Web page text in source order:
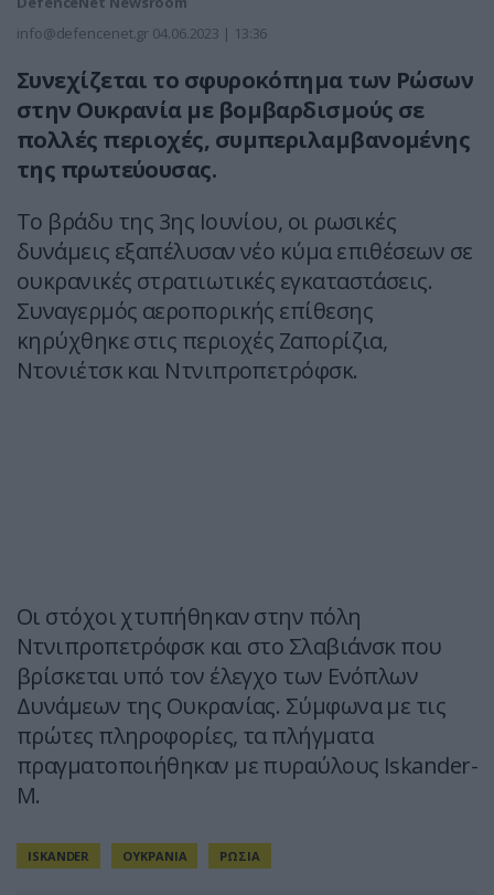
info@defencenet.gr 04.06.2023 | 13:36
Συνεχίζεται το σφυροκόπημα των Ρώσων
στην Ουκρανία με βομβαρδισμούς σε
πολλές περιοχές, συμπεριλαμβανομένης
της πρωτεύουσας.
Το βράδυ της 3ης Ιουνίου, οι ρωσικές
δυνάμεις εξαπέλυσαν νέο κύμα επιθέσεων σε
ουκρανικές στρατιωτικές εγκαταστάσεις.
Συναγερμός αεροπορικής επίθεσης
κηρύχθηκε στις περιοχές Ζαπορίζια,
Ντονιέτσκ και Ντνιπροπετρόφσκ.
Οι στόχοι χτυπήθηκαν στην πόλη
Ντνιπροπετρόφσκ και στο Σλαβιάνσκ που
βρίσκεται υπό τον έλεγχο των Ενόπλων
Δυνάμεων της Ουκρανίας. Σύμφωνα με τις
πρώτες πληροφορίες, τα πλήγματα
πραγματοποιήθηκαν με πυραύλους Iskander-
M.
ISKANDER ΟΥΚΡΑΝΙΑ ΡΩΣΙΑ